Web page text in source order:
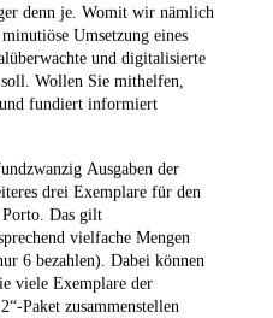
von Magnesium
denn je. Womit wir nämlich
Umsetzung eines
und digitalisierte
Wollen Sie mithelfen,
fundiert informiert
Ausgaben der
drei Exemplare für den
Das gilt
vielfache Mengen
6 bezahlen). Dabei können
viele Exemplare der
Paket zusammenstellen